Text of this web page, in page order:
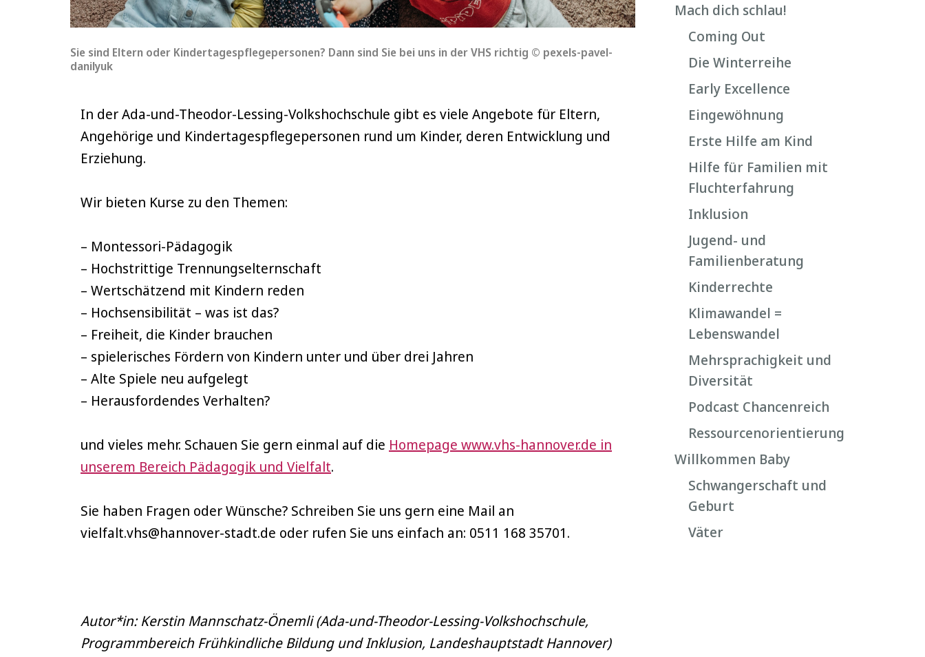
Sie sind Eltern oder Kindertagespflegepersonen? Dann sind Sie bei uns in der VHS richtig © pexels-pavel-
danilyuk
In der Ada-und-Theodor-Lessing-Volkshochschule gibt es viele Angebote für Eltern,
Angehörige und Kindertagespflegepersonen rund um Kinder, deren Entwicklung und
Erziehung.
Wir bieten Kurse zu den Themen:
– Montessori-Pädagogik
– Hochstrittige Trennungselternschaft
– Wertschätzend mit Kindern reden
– Hochsensibilität – was ist das?
– Freiheit, die Kinder brauchen
– spielerisches Fördern von Kindern unter und über drei Jahren
– Alte Spiele neu aufgelegt
– Herausfordendes Verhalten?
und vieles mehr. Schauen Sie gern einmal auf die Homepage www.vhs-hannover.de in
unserem Bereich Pädagogik und Vielfalt.
Sie haben Fragen oder Wünsche? Schreiben Sie uns gern eine Mail an
vielfalt.vhs@hannover-stadt.de oder rufen Sie uns einfach an: 0511 168 35701.
Autor*in: Kerstin Mannschatz-Önemli (Ada-und-Theodor-Lessing-Volkshochschule,
Programmbereich Frühkindliche Bildung und Inklusion, Landeshauptstadt Hannover)
Mach dich schlau!
Coming Out
Die Winterreihe
Early Excellence
Eingewöhnung
Erste Hilfe am Kind
Hilfe für Familien mit
Fluchterfahrung
Inklusion
Jugend- und
Familienberatung
Kinderrechte
Klimawandel =
Lebenswandel
Mehrsprachigkeit und
Diversität
Podcast Chancenreich
Ressourcenorientierung
Willkommen Baby
Schwangerschaft und
Geburt
Väter